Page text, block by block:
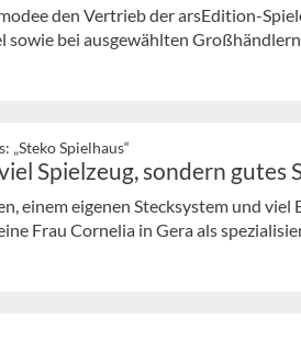
den Vertrieb der arsEdition-
sowie bei ausgewählten
„Steko Spielhaus“
Spielzeug, sondern gutes
einem eigenen Stecksystem und viel
Frau Cornelia in Gera als